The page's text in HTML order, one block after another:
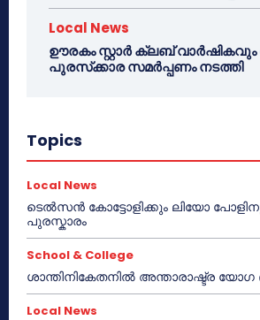
Local News
ഊരകം സ്റ്റാർ ക്ലബ്
പുരസ്‌ക്കാര സമർപ്പണം നടത്തി
Topics
Local News
ടെൽസൻ കോട്ടോളിക്കും ലിയോ
പുരസ്കാരം
School & College
ശാന്തിനികേതനിൽ അന്താരാഷ്ട്ര യോഗ
Local News